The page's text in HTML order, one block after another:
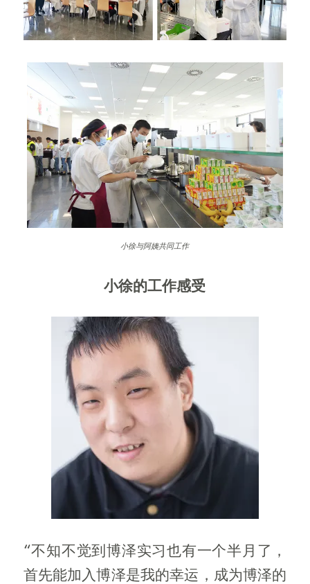
小徐与阿姨共同工作
小徐的工作感受
“不知不觉到博泽实习也有一个半月了，
首先能加入博泽是我的幸运，成为博泽的